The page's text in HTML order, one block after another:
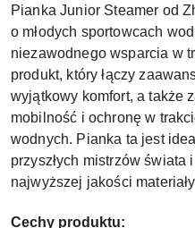
Pianka Junior Steamer od
o młodych sportowcach
niezawodnego wsparcia w
produkt, który łączy
wyjątkowy komfort, a także
mobilność i ochronę w
wodnych. Pianka ta jest
przyszłych mistrzów
najwyższej jakości
Cechy produktu: